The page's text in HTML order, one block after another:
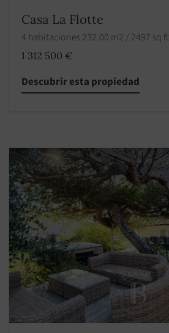
Casa La Flotte
4 habitaciones 232.00 m2 / 2497 sq ft
1 312 500 €
Descubrir esta propiedad